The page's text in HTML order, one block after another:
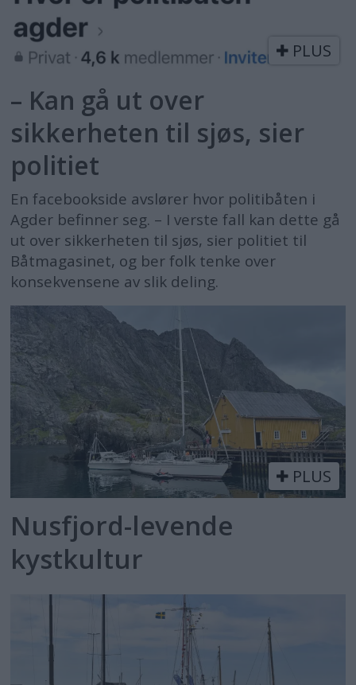
PLUS
– Kan gå ut over
sikkerheten til sjøs, sier
politiet
En facebookside avslører hvor politibåten i
Agder befinner seg. – I verste fall kan dette gå
ut over sikkerheten til sjøs, sier politiet til
Båtmagasinet, og ber folk tenke over
konsekvensene av slik deling.
PLUS
Nusfjord-levende
kystkultur